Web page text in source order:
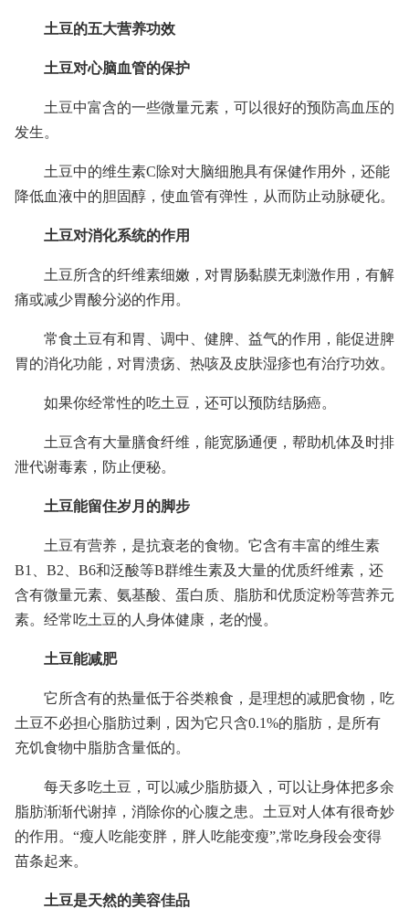
土豆的五大营养功效
土豆对心脑血管的保护
土豆中富含的一些微量元素，可以很好的预防高血压的
发生。
土豆中的维生素C除对大脑细胞具有保健作用外，还能
降低血液中的胆固醇，使血管有弹性，从而防止动脉硬化。
土豆对消化系统的作用
土豆所含的纤维素细嫩，对胃肠黏膜无刺激作用，有解
痛或减少胃酸分泌的作用。
常食土豆有和胃、调中、健脾、益气的作用，能促进脾
胃的消化功能，对胃溃疡、热咳及皮肤湿疹也有治疗功效。
如果你经常性的吃土豆，还可以预防结肠癌。
土豆含有大量膳食纤维，能宽肠通便，帮助机体及时排
泄代谢毒素，防止便秘。
土豆能留住岁月的脚步
土豆有营养，是抗衰老的食物。它含有丰富的维生素
B1、B2、B6和泛酸等B群维生素及大量的优质纤维素，还
含有微量元素、氨基酸、蛋白质、脂肪和优质淀粉等营养元
素。经常吃土豆的人身体健康，老的慢。
土豆能减肥
它所含有的热量低于谷类粮食，是理想的减肥食物，吃
土豆不必担心脂肪过剩，因为它只含0.1%的脂肪，是所有
充饥食物中脂肪含量低的。
每天多吃土豆，可以减少脂肪摄入，可以让身体把多余
脂肪渐渐代谢掉，消除你的心腹之患。土豆对人体有很奇妙
的作用。“瘦人吃能变胖，胖人吃能变瘦”,常吃身段会变得
苗条起来。
土豆是天然的美容佳品